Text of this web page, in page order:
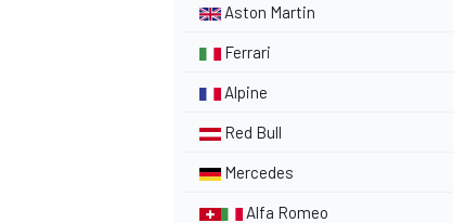
Aston Martin
Ferrari
Alpine
Red Bull
Mercedes
Alfa Romeo